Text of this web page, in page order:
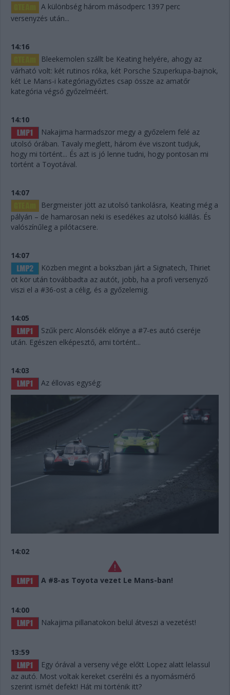
A különbség három másodperc 1397 perc
versenyzés után...
14:16
Bleekemolen szállt be Keating helyére, ahogy az
várható volt: két rutinos róka, két Porsche Szuperkupa-bajnok,
két Le Mans-i kategóriagyőztes csap össze az amatőr
kategória végső győzelméért.
14:10
Nakajima harmadszor megy a győzelem felé az
utolsó órában. Tavaly meglett, három éve viszont tudjuk,
hogy mi történt... És azt is jó lenne tudni, hogy pontosan mi
történt a Toyotával.
14:07
Bergmeister jött az utolsó tankolásra, Keating még a
pályán – de hamarosan neki is esedékes az utolsó kiállás. És
valószínűleg a pilótacsere.
14:07
Közben megint a bokszban járt a Signatech, Thiriet
öt kör után továbbadta az autót, jobb, ha a profi versenyző
viszi el a #36-ost a célig, és a győzelemig.
14:05
Szűk perc Alonsóék előnye a #7-es autó cseréje
után. Egészen elképesztő, ami történt...
14:03
Az éllovas egység:
14:02
A #8-as Toyota vezet Le Mans-ban!
14:00
Nakajima pillanatokon belül átveszi a vezetést!
13:59
Egy órával a verseny vége előtt Lopez alatt lelassul
az autó. Most voltak kereket cserélni és a nyomásmérő
szerint ismét defekt! Hát mi történik itt?